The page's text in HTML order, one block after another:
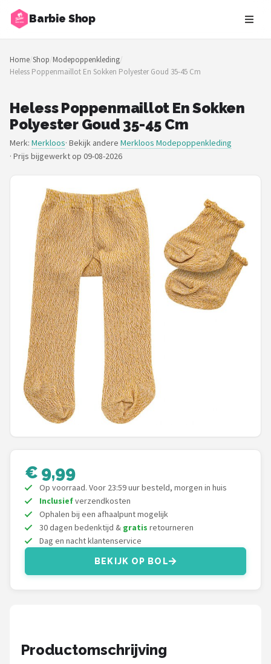
Barbie Shop
Zoeken
NAVIGATIE
Merken
Blog
Barbies
Poppen
Meubeltjes
Shop
POPULAIRE MERKEN
Barbie
Paola Reina
Mattel
Götz
Rainbow High
Corolle
Heless
L.O.L. Surprise!
Monster High
Home/Shop/Modepoppenkleding/
Heless Poppenmaillot En Sokken Polyester Goud 35-45 Cm
Heless Poppenmaillot En Sokken
Polyester Goud 35-45 Cm
Merk: Merkloos· Bekijk andere Merkloos Modepoppenkleding
· Prijs bijgewerkt op 09-08-2026
€ 9,99
Op voorraad. Voor 23:59 uur besteld, morgen in huis
Inclusiefverzendkosten
Ophalen bij een afhaalpunt mogelijk
30 dagen bedenktijd & gratis retourneren
Dag en nacht klantenservice
BEKIJK OP BOL
Productomschrijving